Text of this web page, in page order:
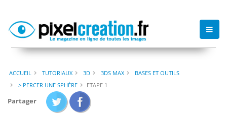
ACCUEIL TUTORIAUX 3D 3DS MAX
BASES ET OUTILS
> PERCER UNE SPHÈRE
ETAPE 1
Partager